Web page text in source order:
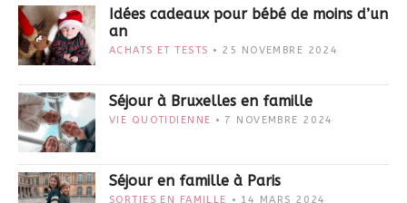
Idées cadeaux pour bébé de moins d’un
an
ACHATS ET TESTS 25 NOVEMBRE 2024
Séjour à Bruxelles en famille
VIE QUOTIDIENNE 7 NOVEMBRE 2024
Séjour en famille à Paris
SORTIES EN FAMILLE 14 MARS 2024